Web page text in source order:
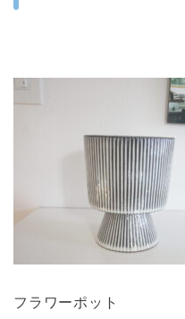
フラワーポット